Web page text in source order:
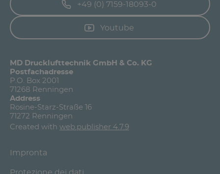
+49 (0) 7159-18093-0
Youtube
MD Drucklufttechnik GmbH & Co. KG
Postfachadresse
P.O. Box 2001
71268 Renningen
Address
Rosine-Starz-Straße 16
71272 Renningen
Created with web.publisher 4.7.9
Impronta